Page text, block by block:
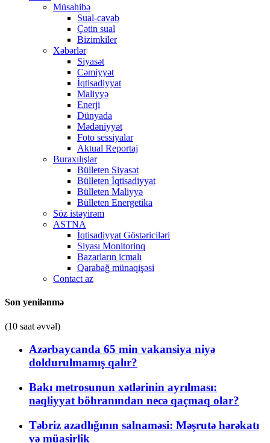
Müsahibə
Sual-cavab
Çətin sual
Bizimkiler
Xəbərlər
Siyasət
Cəmiyyət
İqtisadiyyat
Maliyyə
Enerji
Dünyada
Mədəniyyət
Foto sessiyalar
Aktual Reportaj
Buraxılışlar
Bülleten Siyasət
Bülleten İqtisadiyyat
Bülleten Maliyyə
Bülleten Energetika
Söz istəyirəm
ASTNA
İqtisadiyyat Göstəriciləri
Siyası Monitorinq
Bazarların icmalı
Qarabağ münaqişəsi
Contact az
Son yenilənmə
(10 saat əvvəl)
Azərbaycanda 65 min vakansiya niyə
doldurulmamış qalır?
Bakı metrosunun xətlərinin ayrılması:
nəqliyyat böhranından necə qaçmaq olar?
Təbriz azadlığının salnaməsi: Məşrutə hərəkatı
və müasirlik